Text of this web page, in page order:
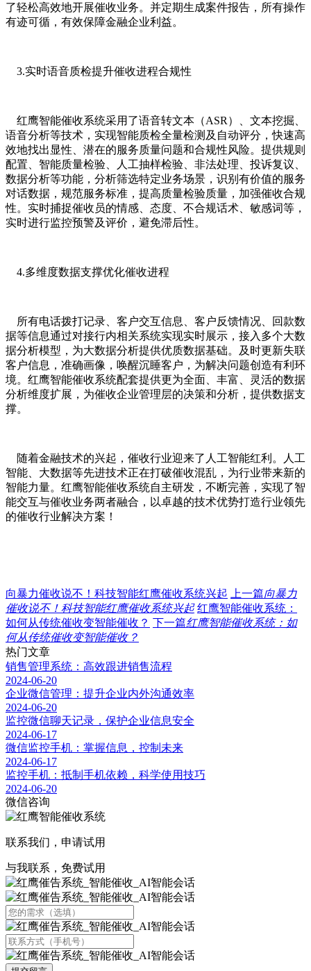
了轻松高效地开展催收业务。并定期生成案件报告，所有操作
有迹可循，有效保障金融企业利益。
3.实时语音质检提升催收进程合规性
红鹰智能催收系统采用了语音转文本（ASR）、文本挖掘、
语音分析等技术，实现智能质检全量检测及自动评分，快速高
效地找出显性、潜在的服务质量问题和合规性风险。提供规则
配置、智能质量检验、人工抽样检验、非法处理、投诉复议、
数据分析等功能，分析筛选特定业务场景，识别有价值的服务
对话数据，规范服务标准，提高质量检验质量，加强催收合规
性。实时捕捉催收员的情感、态度、不合规话术、敏感词等，
实时进行监控预警及评价，避免滞后性。
4.多维度数据支撑优化催收进程
所有电话拨打记录、客户交互信息、客户反馈情况、回款数
据等信息通过对接行内相关系统实现实时展示，接入多个大数
据分析模型，为大数据分析提供优质数据基础。及时更新失联
客户信息，准确画像，唤醒沉睡客户，为解决问题创造有利环
境。红鹰智能催收系统配套提供更为全面、丰富、灵活的数据
分析维度扩展，为催收企业管理层的决策和分析，提供数据支
撑。
随着金融技术的兴起，催收行业迎来了人工智能红利。人工
智能、大数据等先进技术正在打破催收混乱，为行业带来新的
智能力量。红鹰智能催收系统自主研发，不断完善，实现了智
能交互与催收业务两者融合，以卓越的技术优势打造行业领先
的催收行业解决方案！
向暴力催收说不！科技智能红鹰催收系统兴起 上一篇向暴力
催收说不！科技智能红鹰催收系统兴起 红鹰智能催收系统：
如何从传统催收变智能催收？ 下一篇红鹰智能催收系统：如
何从传统催收变智能催收？
热门文章
销售管理系统：高效跟进销售流程
2024-06-20
企业微信管理：提升企业内外沟通效率
2024-06-20
监控微信聊天记录，保护企业信息安全
2024-06-17
微信监控手机：掌握信息，控制未来
2024-06-17
监控手机：抵制手机依赖，科学使用技巧
2024-06-20
微信咨询
联系我们，申请试用
与我联系，免费试用